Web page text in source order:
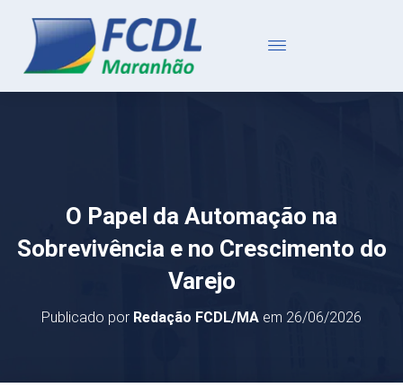
O Papel da Automação na
Sobrevivência e no Crescimento do
Varejo
Publicado por Redação FCDL/MA em 26/06/2026